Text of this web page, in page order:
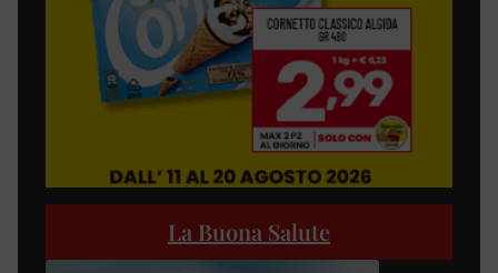
La Buona Salute